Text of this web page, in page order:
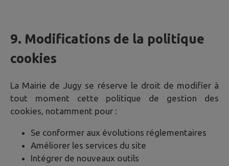
9. Modifications de la politique
cookies
La Mairie de Jugy se réserve le droit de modifier à
tout moment cette politique de gestion des
cookies, notamment pour :
Se conformer aux évolutions réglementaires
Améliorer les services du site
Intégrer de nouveaux outils